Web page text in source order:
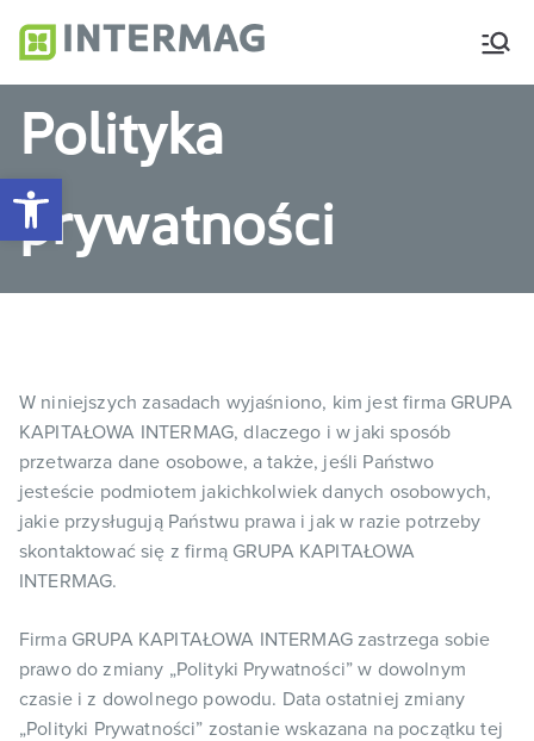
Otwórz pasek narzędzi
dolistnych i biostymulatorów
Polityka
prywatności
W niniejszych zasadach wyjaśniono, kim jest firma GRUPA
KAPITAŁOWA INTERMAG, dlaczego i w jaki sposób
przetwarza dane osobowe, a także, jeśli Państwo
jesteście podmiotem jakichkolwiek danych osobowych,
jakie przysługują Państwu prawa i jak w razie potrzeby
skontaktować się z firmą GRUPA KAPITAŁOWA
INTERMAG.
Firma GRUPA KAPITAŁOWA INTERMAG zastrzega sobie
prawo do zmiany „Polityki Prywatności” w dowolnym
czasie i z dowolnego powodu. Data ostatniej zmiany
„Polityki Prywatności” zostanie wskazana na początku tej